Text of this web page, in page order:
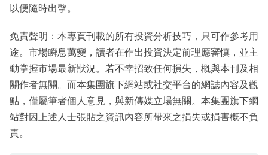
以便隨時出擊。
免責聲明：本專頁刊載的所有投資分析技巧，只可作參考用
途。市場瞬息萬變，讀者在作出投資決定前理應審慎，並主
動掌握市場最新狀況。若不幸招致任何損失，概與本刊及相
關作者無關。而本集團旗下網站或社交平台的網誌內容及觀
點，僅屬筆者個人意見，與新傳媒立場無關。本集團旗下網
站對因上述人士張貼之資訊內容所帶來之損失或損害概不負
責。